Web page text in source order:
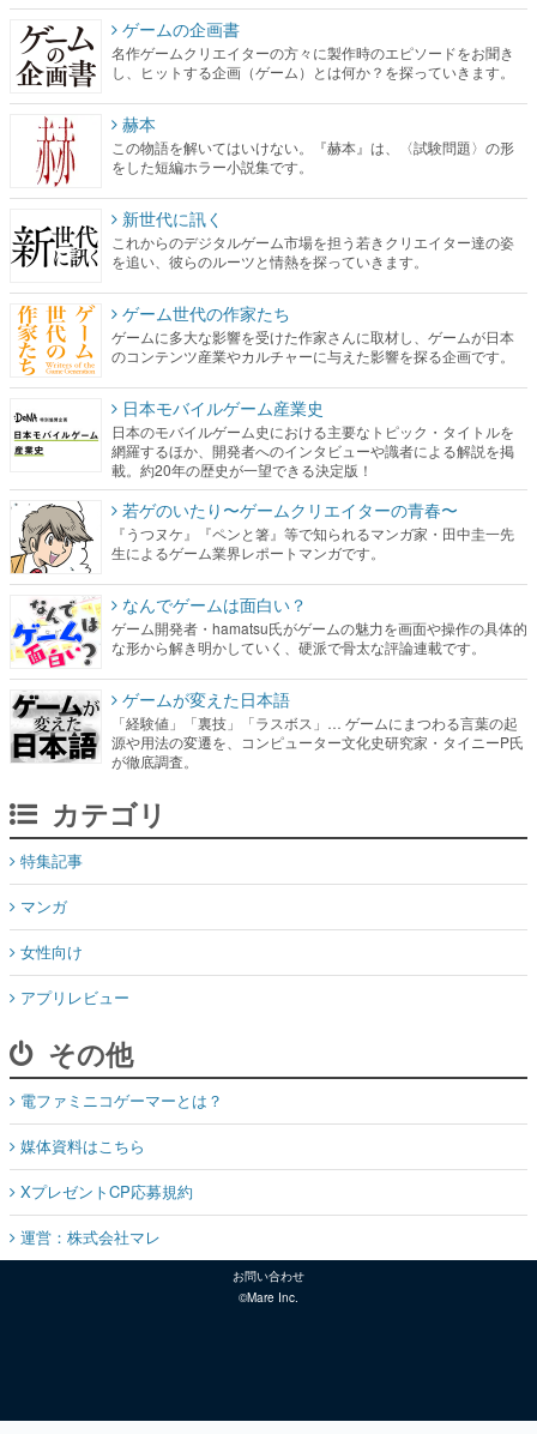
ゲームの企画書
名作ゲームクリエイターの方々に製作時のエピソードをお聞き
し、ヒットする企画（ゲーム）とは何か？を探っていきます。
赫本
この物語を解いてはいけない。『赫本』は、〈試験問題〉の形
をした短編ホラー小説集です。
新世代に訊く
これからのデジタルゲーム市場を担う若きクリエイター達の姿
を追い、彼らのルーツと情熱を探っていきます。
ゲーム世代の作家たち
ゲームに多大な影響を受けた作家さんに取材し、ゲームが日本
のコンテンツ産業やカルチャーに与えた影響を探る企画です。
日本モバイルゲーム産業史
日本のモバイルゲーム史における主要なトピック・タイトルを
網羅するほか、開発者へのインタビューや識者による解説を掲
載。約20年の歴史が一望できる決定版！
若ゲのいたり〜ゲームクリエイターの青春〜
『うつヌケ』『ペンと箸』等で知られるマンガ家・田中圭一先
生によるゲーム業界レポートマンガです。
なんでゲームは面白い？
ゲーム開発者・hamatsu氏がゲームの魅力を画面や操作の具体的
な形から解き明かしていく、硬派で骨太な評論連載です。
ゲームが変えた日本語
「経験値」「裏技」「ラスボス」… ゲームにまつわる言葉の起
源や用法の変遷を、コンピューター文化史研究家・タイニーP氏
が徹底調査。
カテゴリ
特集記事
マンガ
女性向け
アプリレビュー
その他
電ファミニコゲーマーとは？
媒体資料はこちら
XプレゼントCP応募規約
運営：株式会社マレ
お問い合わせ
©Mare Inc.